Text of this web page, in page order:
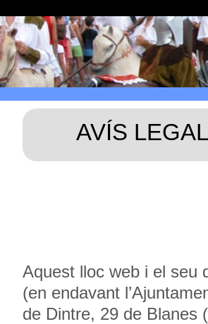
AVÍS
Aquest lloc web i el seu
(en endavant
de Dintre, 29 de Blanes